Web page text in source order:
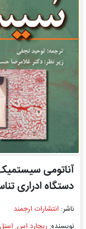
آناتومی
دستگاه ادراری
ناشر: انتشارات ارجمند